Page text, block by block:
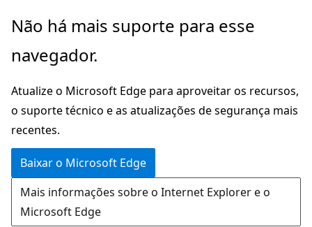
Pular
o
principal
Não há mais suporte para esse
navegador.
Atualize o Microsoft Edge para aproveitar os recursos,
o suporte técnico e as atualizações de segurança mais
recentes.
Baixar o Microsoft Edge
Mais informações sobre o Internet Explorer e o
Microsoft Edge